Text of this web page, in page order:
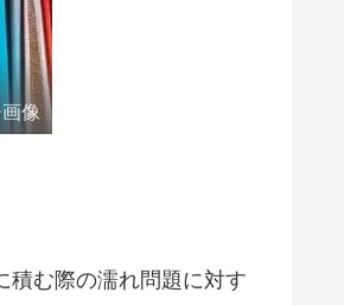
像
積む際の濡れ問題に対す